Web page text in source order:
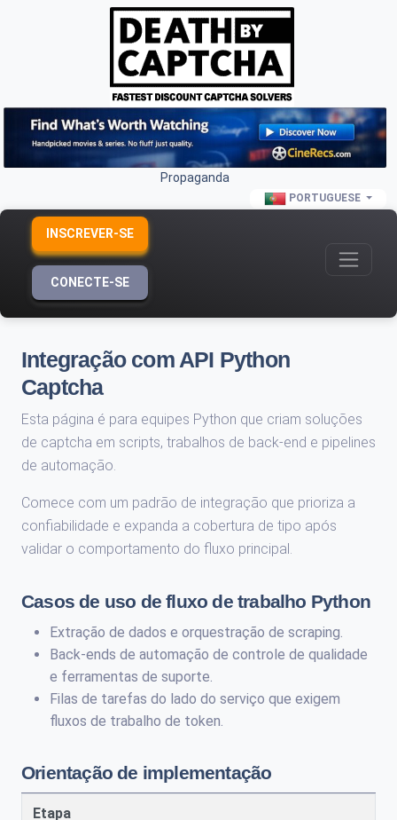
Propaganda
PORTUGUESE
INSCREVER-SE
CONECTE-SE
Integração com API Python
Captcha
Esta página é para equipes Python que criam soluções
de captcha em scripts, trabalhos de back-end e pipelines
de automação.
Comece com um padrão de integração que prioriza a
confiabilidade e expanda a cobertura de tipo após
validar o comportamento do fluxo principal.
Casos de uso de fluxo de trabalho Python
Extração de dados e orquestração de scraping.
Back-ends de automação de controle de qualidade
e ferramentas de suporte.
Filas de tarefas do lado do serviço que exigem
fluxos de trabalho de token.
Orientação de implementação